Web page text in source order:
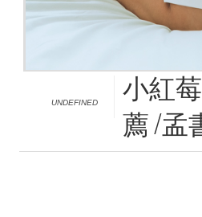
UNDEFINED
小紅
薦 /孟